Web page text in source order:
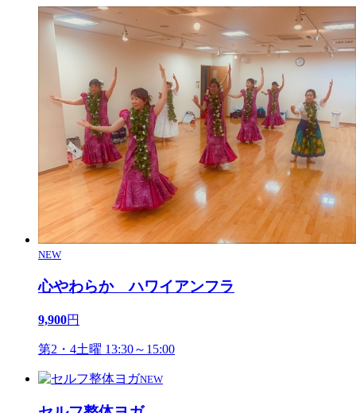
NEW
心やわらか ハワイアンフラ
9,900円
第2・4土曜 13:30～15:00
NEW